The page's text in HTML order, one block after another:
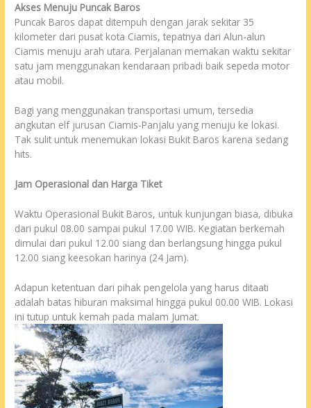
Akses Menuju Puncak Baros
Puncak Baros dapat ditempuh dengan jarak sekitar 35
kilometer dari pusat kota Ciamis, tepatnya dari Alun-alun
Ciamis menuju arah utara. Perjalanan memakan waktu sekitar
satu jam menggunakan kendaraan pribadi baik sepeda motor
atau mobil.
Bagi yang menggunakan transportasi umum, tersedia
angkutan elf jurusan Ciamis-Panjalu yang menuju ke lokasi.
Tak sulit untuk menemukan lokasi Bukit Baros karena sedang
hits.
Jam Operasional dan Harga Tiket
Waktu Operasional Bukit Baros, untuk kunjungan biasa, dibuka
dari pukul 08.00 sampai pukul 17.00 WIB. Kegiatan berkemah
dimulai dari pukul 12.00 siang dan berlangsung hingga pukul
12.00 siang keesokan harinya (24 Jam).
Adapun ketentuan dari pihak pengelola yang harus ditaati
adalah batas hiburan maksimal hingga pukul 00.00 WIB. Lokasi
ini tutup untuk kemah pada malam Jumat.